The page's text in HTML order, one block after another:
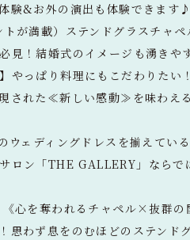
験&お外の演出も体験できます♪
が満載）ステンドグラスチャ
！結婚式のイメージも湧きや
っぱり料理にもこだわりたい
された≪新しい感動≫を味わえ
ェディングドレスを揃えてい
ロン「THE GALLERY」ならで
心を奪われるチャペル×抜群の
思わず息をのむほどのステンド